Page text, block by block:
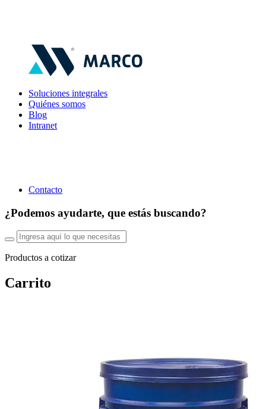
Soluciones integrales
Quiénes somos
Blog
Intranet
Contacto
¿Podemos ayudarte, que estás buscando?
Productos a cotizar
Carrito